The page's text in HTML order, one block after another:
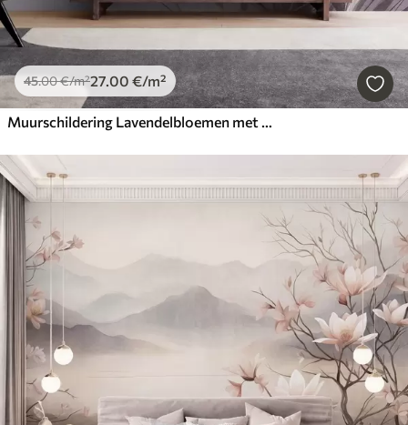
45.00€/m²27.00 €/m²
Muurschildering Lavendelbloemen met lange stelen en bladeren, kunstwerk met een zachte pastelachtige textuur